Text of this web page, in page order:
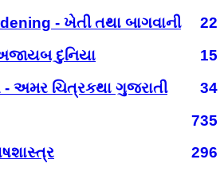
- ખેતી તથા બાગવાની
22
દુનિયા
15
અમર ચિત્રકથા ગુજરાતી
34
735
296